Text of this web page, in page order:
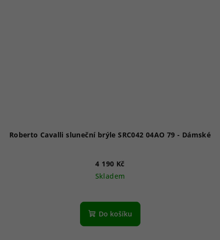
Roberto Cavalli sluneční brýle SRC042 04AO 79 - Dámské
4 190 Kč
Skladem
Do košíku